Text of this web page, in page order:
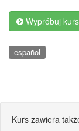
Wypróbuj
español
Kurs zawiera